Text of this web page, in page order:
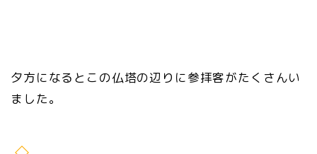
夕方になるとこの仏塔の辺りに参拝客がたくさんい
ました。